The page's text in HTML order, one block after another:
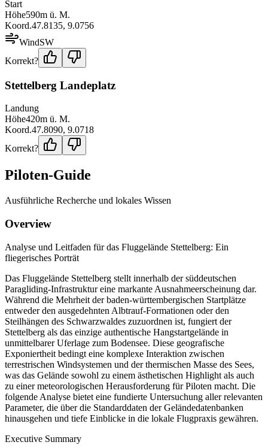
Start
Höhe590m ü. M.
Koord.47.8135, 9.0756
WindSW
Korrekt?
Stettelberg Landeplatz
Landung
Höhe420m ü. M.
Koord.47.8090, 9.0718
Korrekt?
Piloten-Guide
Ausführliche Recherche und lokales Wissen
Overview
Analyse und Leitfaden für das Fluggelände Stettelberg: Ein
fliegerisches Porträt
Das Fluggelände Stettelberg stellt innerhalb der süddeutschen
Paragliding-Infrastruktur eine markante Ausnahmeerscheinung dar.
Während die Mehrheit der baden-württembergischen Startplätze
entweder den ausgedehnten Albtrauf-Formationen oder den
Steilhängen des Schwarzwaldes zuzuordnen ist, fungiert der
Stettelberg als das einzige authentische Hangstartgelände in
unmittelbarer Uferlage zum Bodensee. Diese geografische
Exponiertheit bedingt eine komplexe Interaktion zwischen
terrestrischen Windsystemen und der thermischen Masse des Sees,
was das Gelände sowohl zu einem ästhetischen Highlight als auch
zu einer meteorologischen Herausforderung für Piloten macht. Die
folgende Analyse bietet eine fundierte Untersuchung aller relevanten
Parameter, die über die Standarddaten der Geländedatenbanken
hinausgehen und tiefe Einblicke in die lokale Flugpraxis gewähren.
Executive Summary